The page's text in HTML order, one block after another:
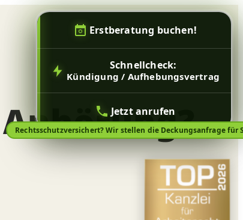
Erstberatung buchen!
Schnellcheck:
Kündigung / Aufhebungsvertrag
Jetzt anrufen
Rechtsschutzversichert? Wir stellen die Deckungsanfrage für